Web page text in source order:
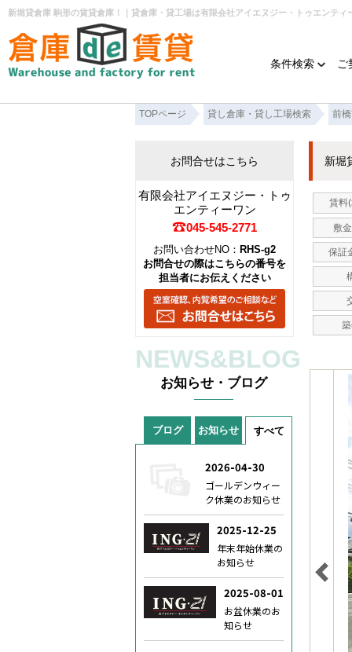
新堀貸倉庫 駒形の賃貸倉庫！｜貸倉庫・貸工場は有限会社アイエヌジー・トゥエンティ
条件検索 ご
TOPページ 貸し倉庫・貸し工場検索 前
新
賃料
敷
保証
お問合せはこちら
有限会社アイエヌジー・トゥ
エンティーワン
045-545-2771
お問い合わせNO： RHS-g2
お問合せの際はこちらの番号を
担当者にお伝えください
NEWS&BLOG
お知らせ・ブログ
すべて
お知らせ
ブログ